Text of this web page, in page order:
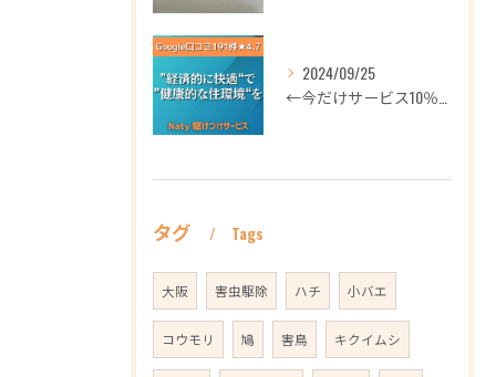
2024/09/25
タグ Tags
大阪 害虫駆除 ハチ 小バエ
コウモリ 鳩 害鳥 キクイムシ